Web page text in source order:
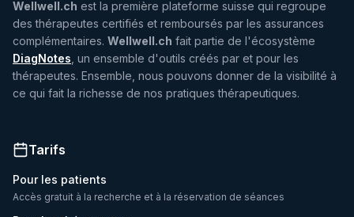
Wellwell.ch est la première plateforme suisse qui regroupe
des thérapeutes certifiés et remboursés par les assurances
complémentaires. Wellwell.ch fait partie de l'écosystème
DiagNotes , un ensemble d'outils créés par et pour les
thérapeutes. Ensemble, nous pouvons donner de la visibilité à
ce qui fait la richesse de nos pratiques thérapeutiques.
Tarifs
Pour les patients
Accès gratuit à la recherche et à la réservation de séances